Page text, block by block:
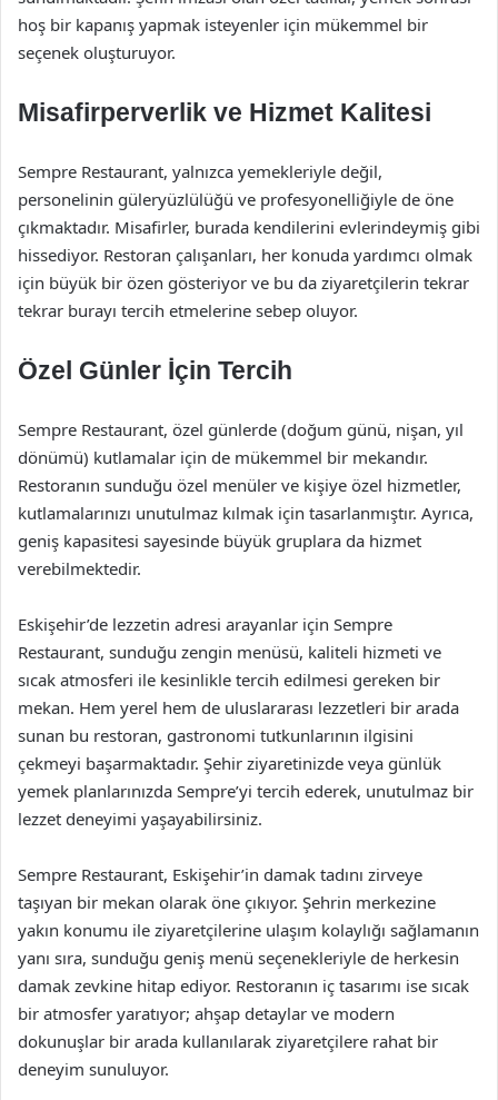
hoş bir kapanış yapmak isteyenler için mükemmel bir
seçenek oluşturuyor.
Misafirperverlik ve Hizmet Kalitesi
Sempre Restaurant, yalnızca yemekleriyle değil,
personelinin güleryüzlülüğü ve profesyonelliğiyle de öne
çıkmaktadır. Misafirler, burada kendilerini evlerindeymiş gibi
hissediyor. Restoran çalışanları, her konuda yardımcı olmak
için büyük bir özen gösteriyor ve bu da ziyaretçilerin tekrar
tekrar burayı tercih etmelerine sebep oluyor.
Özel Günler İçin Tercih
Sempre Restaurant, özel günlerde (doğum günü, nişan, yıl
dönümü) kutlamalar için de mükemmel bir mekandır.
Restoranın sunduğu özel menüler ve kişiye özel hizmetler,
kutlamalarınızı unutulmaz kılmak için tasarlanmıştır. Ayrıca,
geniş kapasitesi sayesinde büyük gruplara da hizmet
verebilmektedir.
Eskişehir’de lezzetin adresi arayanlar için Sempre
Restaurant, sunduğu zengin menüsü, kaliteli hizmeti ve
sıcak atmosferi ile kesinlikle tercih edilmesi gereken bir
mekan. Hem yerel hem de uluslararası lezzetleri bir arada
sunan bu restoran, gastronomi tutkunlarının ilgisini
çekmeyi başarmaktadır. Şehir ziyaretinizde veya günlük
yemek planlarınızda Sempre’yi tercih ederek, unutulmaz bir
lezzet deneyimi yaşayabilirsiniz.
Sempre Restaurant, Eskişehir’in damak tadını zirveye
taşıyan bir mekan olarak öne çıkıyor. Şehrin merkezine
yakın konumu ile ziyaretçilerine ulaşım kolaylığı sağlamanın
yanı sıra, sunduğu geniş menü seçenekleriyle de herkesin
damak zevkine hitap ediyor. Restoranın iç tasarımı ise sıcak
bir atmosfer yaratıyor; ahşap detaylar ve modern
dokunuşlar bir arada kullanılarak ziyaretçilere rahat bir
deneyim sunuluyor.